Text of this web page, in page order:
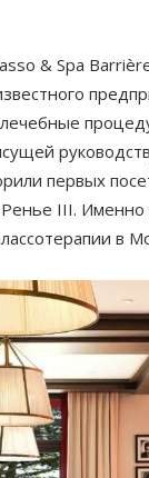
& Spa
первых
III.
в